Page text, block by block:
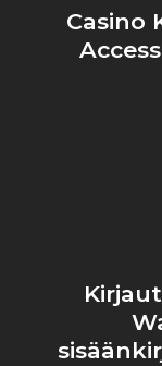
Casino